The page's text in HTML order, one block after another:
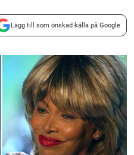
Lägg till som önskad källa på Google